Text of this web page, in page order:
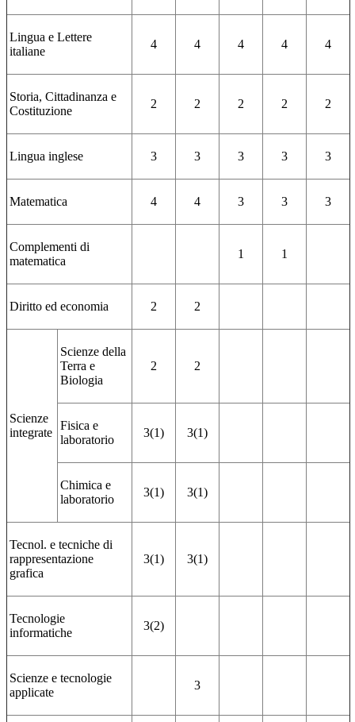
Lingua e Lettere
italiane
4 4 4 4 4
Storia, Cittadinanza e
Costituzione
2 2 2 2 2
Lingua inglese 3 3 3 3 3
Matematica 4 4 3 3 3
Complementi di
matematica
1 1
Diritto ed economia 2 2
Scienze
integrate
Scienze della
Terra e
Biologia
2 2
Fisica e
laboratorio
3(1) 3(1)
Chimica e
laboratorio
3(1) 3(1)
Tecnol. e tecniche di
rappresentazione
grafica
3(1) 3(1)
Tecnologie
informatiche
3(2)
Scienze e tecnologie
applicate
3